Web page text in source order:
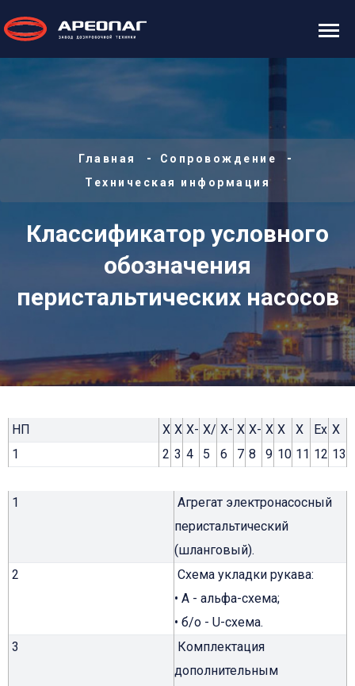
Главная
Сопровождение
Техническая информация
Классификатор условного
обозначения
перистальтических насосов
НП Х Х Х- Х/ Х- Х Х- Х Х Х Ex Х
1
2 3 4 5 6 7 8 9 10 11 12 13
1
Агрегат электронасосный
перистальтический
(шланговый).
2
Схема укладки рукава:
• А - альфа-схема;
• б/о - U-схема.
3
Комплектация
дополнительным